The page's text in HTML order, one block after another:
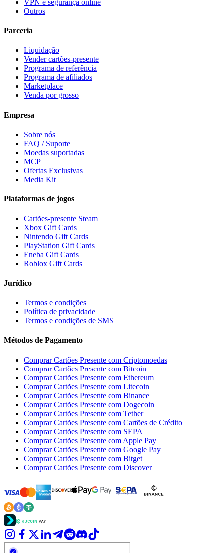
VPN e segurança online
Outros
Parceria
Liquidação
Vender cartões-presente
Programa de referência
Programa de afiliados
Marketplace
Venda por grosso
Empresa
Sobre nós
FAQ / Suporte
Moedas suportadas
MCP
Ofertas Exclusivas
Media Kit
Plataformas de jogos
Cartões-presente Steam
Xbox Gift Cards
Nintendo Gift Cards
PlayStation Gift Cards
Eneba Gift Cards
Roblox Gift Cards
Jurídico
Termos e condições
Política de privacidade
Termos e condições de SMS
Métodos de Pagamento
Comprar Cartões Presente com Criptomoedas
Comprar Cartões Presente com Bitcoin
Comprar Cartões Presente com Ethereum
Comprar Cartões Presente com Litecoin
Comprar Cartões Presente com Binance
Comprar Cartões Presente com Dogecoin
Comprar Cartões Presente com Tether
Comprar Cartões Presente com Cartões de Crédito
Comprar Cartões Presente com SEPA
Comprar Cartões Presente com Apple Pay
Comprar Cartões Presente com Google Pay
Comprar Cartões Presente com Bitget
Comprar Cartões Presente com Discover